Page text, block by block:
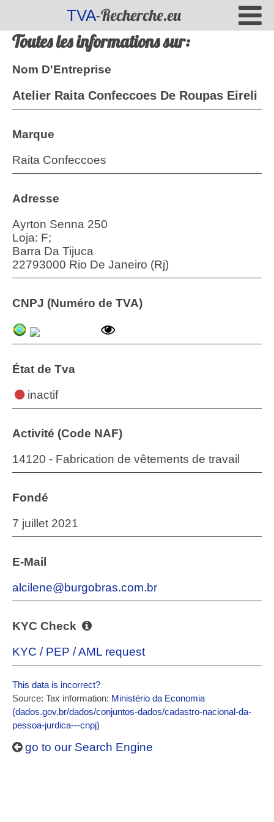
TVA-Recherche.eu
Toutes les informations sur:
Nom D'Entreprise
Atelier Raita Confeccoes De Roupas Eireli
Marque
Raita Confeccoes
Adresse
Ayrton Senna 250
Loja: F;
Barra Da Tijuca
22793000 Rio De Janeiro (Rj)
CNPJ (Numéro de TVA)
État de Tva
inactif
Activité (Code NAF)
14120 - Fabrication de vêtements de travail
Fondé
7 juillet 2021
E-Mail
alcilene@burgobras.com.br
KYC Check
KYC / PEP / AML request
This data is incorrect?
Source: Tax information: Ministério da Economia
(dados.gov.br/dados/conjuntos-dados/cadastro-nacional-da-
pessoa-jurdica---cnpj)
go to our Search Engine